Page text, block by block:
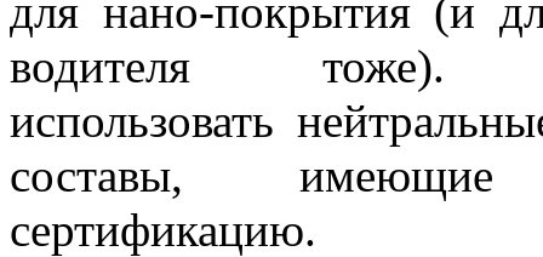
для нано-покрытия (и
водителя тоже).
использовать
составы, имеющие
сертификацию.